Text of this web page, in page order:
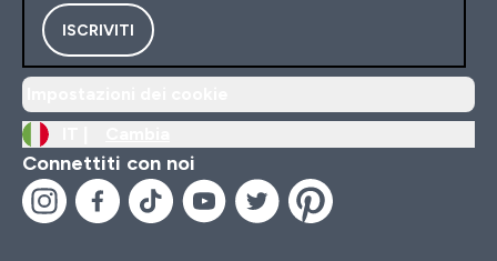
ISCRIVITI
Connettiti con noi